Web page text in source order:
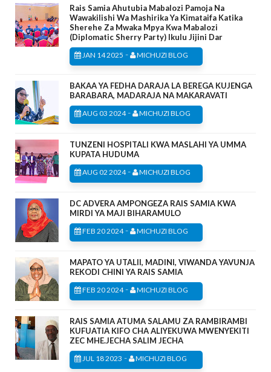
Rais Samia Ahutubia Mabalozi Pamoja Na
Wawakilishi Wa Mashirika Ya Kimataifa Katika
Sherehe Za Mwaka Mpya Kwa Mabalozi
(Diplomatic Sherry Party) Ikulu Jijini Dar
JAN 14 2025 - MICHUZI BLOG
BAKAA YA FEDHA DARAJA LA BEREGA KUJENGA
BARABARA, MADARAJA NA MAKARAVATI
AUG 03 2024- MICHUZI BLOG
TUNZENI HOSPITALI KWA MASLAHI YA UMMA
KUPATA HUDUMA
AUG 02 2024- MICHUZI BLOG
DC ADVERA AMPONGEZA RAIS SAMIA KWA
MIRDI YA MAJI BIHARAMULO
FEB 20 2024- MICHUZI BLOG
MAPATO YA UTALII, MADINI, VIWANDA YAVUNJA
REKODI CHINI YA RAIS SAMIA
FEB 20 2024- MICHUZI BLOG
RAIS SAMIA ATUMA SALAMU ZA RAMBIRAMBI
KUFUATIA KIFO CHA ALIYEKUWA MWENYEKITI
ZEC MHE.JECHA SALIM JECHA
JUL 18 2023 - MICHUZI BLOG